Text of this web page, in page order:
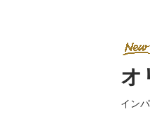
オ
イン